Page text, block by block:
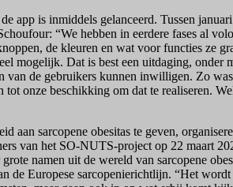
app is inmiddels gelanceerd. Tussen
“We hebben in eerdere fases al
de kleuren en wat voor functies ze
mogelijk. Dat is best een uitdaging, onder
van de gebruikers kunnen inwilligen. Zo
tot onze beschikking om dat te realiseren.
aan sarcopene obesitas te geven,
van het SO-NUTS-project op 22 maart
namen uit de wereld van sarcopene
de Europese sarcopenierichtlijn. “Het